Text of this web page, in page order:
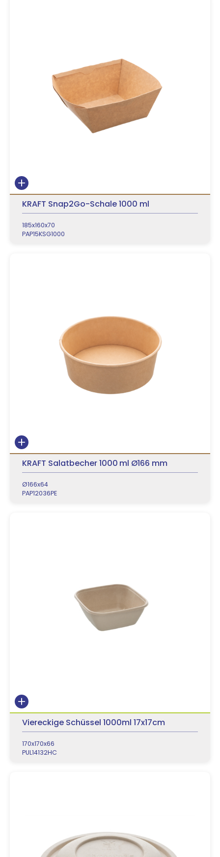
KRAFT Snap2Go-Schale 1000 ml
185x160x70
PAP15KSG1000
KRAFT Salatbecher 1000 ml Ø166 mm
Ø166x64
PAP12036PE
Viereckige Schüssel 1000ml 17x17cm
170x170x66
PUL14132HC